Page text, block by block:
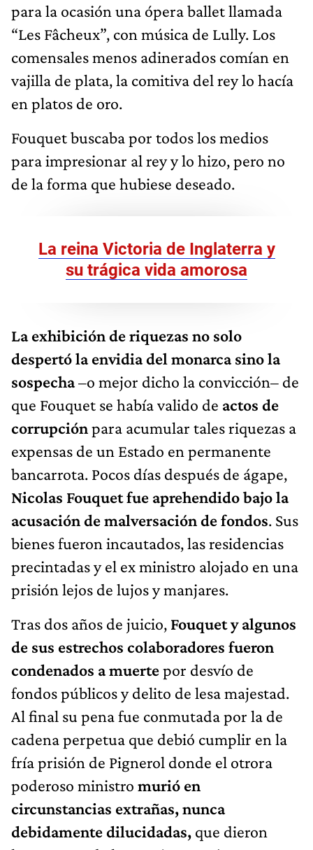
para la ocasión una ópera ballet llamada
“Les Fâcheux”, con música de Lully. Los
comensales menos adinerados comían en
vajilla de plata, la comitiva del rey lo hacía
en platos de oro.
Fouquet buscaba por todos los medios
para impresionar al rey y lo hizo, pero no
de la forma que hubiese deseado.
La reina Victoria de Inglaterra y
su trágica vida amorosa
La exhibición de riquezas no solo
despertó la envidia del monarca sino la
sospecha–o mejor dicho la convicción– de
que Fouquet se había valido de actos de
corrupciónpara acumular tales riquezas a
expensas de un Estado en permanente
bancarrota. Pocos días después de ágape,
Nicolas Fouquet fue aprehendido bajo la
acusación de malversación de fondos. Sus
bienes fueron incautados, las residencias
precintadas y el ex ministro alojado en una
prisión lejos de lujos y manjares.
Tras dos años de juicio, Fouquet y algunos
de sus estrechos colaboradores fueron
condenados a muertepor desvío de
fondos públicos y delito de lesa majestad.
Al final su pena fue conmutada por la de
cadena perpetua que debió cumplir en la
fría prisión de Pignerol donde el otrora
poderoso ministro murió en
circunstancias extrañas, nunca
debidamente dilucidadas, que dieron